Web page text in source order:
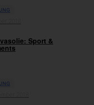
Sport &